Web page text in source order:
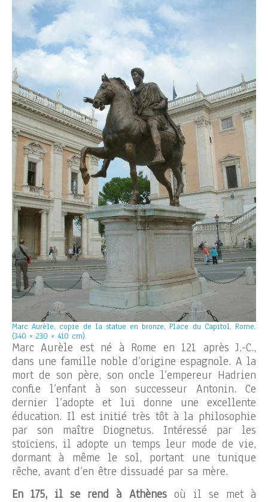
Marc Aurèle, copie de la statue en bronze, Place du Capitol, Rome.
(340 × 230 × 410 cm).
Marc Aurèle est né à Rome en 121 après J.-C.,
dans une famille noble d’origine espagnole. A la
mort de son père, son oncle l’empereur Hadrien
confie l’enfant à son successeur Antonin. Ce
dernier l’adopte et lui donne une excellente
éducation. Il est initié très tôt à la philosophie
par son maître Diognetus. Intéressé par les
stoïciens, il adopte un temps leur mode de vie,
dormant à même le sol, portant une tunique
rêche, avant d’en être dissuadé par sa mère.
En 175, il se rend à Athènesoù il se met à